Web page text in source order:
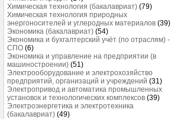
Химическая технология (бакалавриат) (79)
Химическая технология природных
энергоносителей и углеродных материалов (39)
Экономика (бакалавриат) (54)
Экономика и бухгалтерский учёт (по отраслям) -
СПО (6)
Экономика и управление на предприятии (в
машиностроении) (51)
Электрооборудование и электрохозяйство
предприятий, организаций и учреждений (31)
Электропривод и автоматика промышленных
установок и технологических комплексов (39)
Электроэнергетика и электротехника
(бакалавриат) (49)